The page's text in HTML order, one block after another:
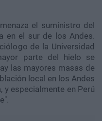
el suministro del
en el sur de los Andes.
de la Universidad
parte del hielo se
las mayores masas de
local en los Andes
y especialmente en Perú